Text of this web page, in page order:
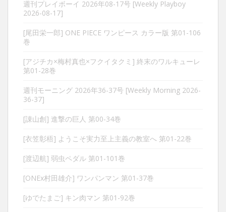
週刊プレイボーイ 2026年08-17号 [Weekly Playboy
2026-08-17]
[尾田栄一郎] ONE PIECE ワンピース カラー版 第01-106
巻
[アジチカ×梅村真也×フクイタクミ] 終末のワルキューレ
第01-28巻
週刊モーニング 2026年36-37号 [Weekly Morning 2026-
36-37]
[諌山創] 進撃の巨人 第00-34巻
[衣笠彰梧] ようこそ実力至上主義の教室へ 第01-22巻
[渡辺航] 弱虫ペダル 第01-101巻
[ONEx村田雄介] ワンパンマン 第01-37巻
[ゆでたまご] キン肉マン 第01-92巻